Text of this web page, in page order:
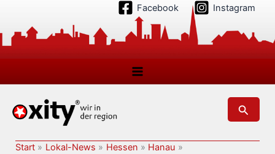
springen
Facebook Instagram
Suchen
Start Lokal-News Hessen
Hanau